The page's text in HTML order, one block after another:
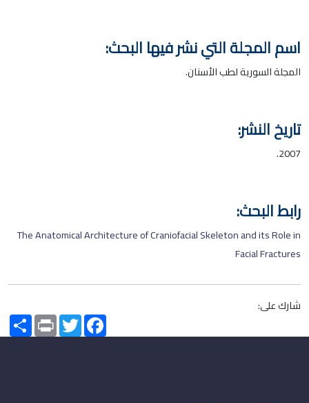
اسم المجلة التي نشر فيها البحث:
المجلة السورية لطب الأسنان.
تاريخ النشر:
2007.
رابط البحث:
The Anatomical Architecture of Craniofacial Skeleton and its Role in
Facial Fractures
شارك على:
Share PrintTwitterFacebook